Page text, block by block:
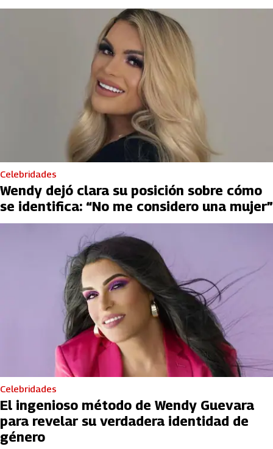
Celebridades
Wendy dejó clara su posición sobre cómo
se identifica: “No me considero una mujer”
Celebridades
El ingenioso método de Wendy Guevara
para revelar su verdadera identidad de
género